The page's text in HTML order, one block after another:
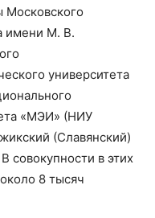
Московского
имени М. В.
университета
«МЭИ» (НИУ
(Славянский)
совокупности в этих
8 тысяч